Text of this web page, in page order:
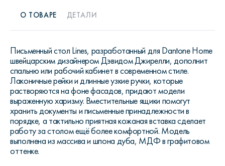
О ТОВАРЕ ДЕТАЛИ
Письменный стол Lines, разработанный для Dantone Home
швейцарским дизайнером Дэвидом Джирелли, дополнит
спальню или рабочий кабинет в современном стиле.
Лаконичные рейки и длинные узкие ручки, которые
растворяются на фоне фасадов, придают модели
выраженную харизму. Вместительные ящики помогут
хранить документы и письменные принадлежности в
порядке, а тактильно приятная кожаная вставка сделает
работу за столом ещё более комфортной. Модель
выполнена из массива и шпона дуба, МДФ в графитовом
оттенке.